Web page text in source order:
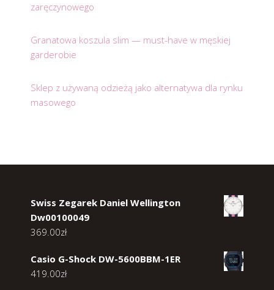
zaręczynowego
Granatowa koszula slim — must-have w męskiej
garderobie
Sklep z używaną odzieżą jako alternatywa dla rynku
masowego
Swiss Zegarek Daniel Wellington
Dw00100049
369.00zł
Casio G-Shock DW-5600BBM-1ER
419.00zł